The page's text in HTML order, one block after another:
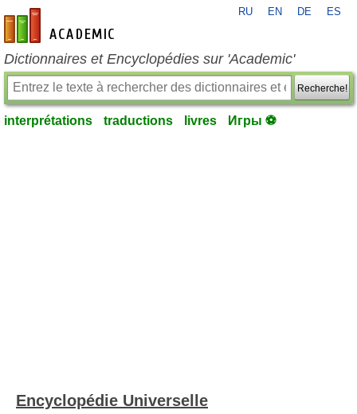
fr-academic.com
RU EN DE ES
Dictionnaires et Encyclopédies sur 'Academic'
Recherche!
interprétations traductions livres Игры ⚽
Encyclopédie Universelle